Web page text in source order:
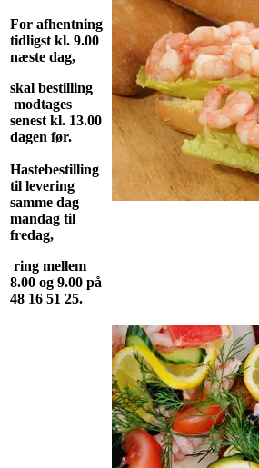
For afhentning
tidligst kl. 9.00
næste dag,
skal bestilling
modtages
senest kl. 13.00
dagen før.
Hastebestilling
til levering
samme dag
mandag til
fredag,
ring mellem
8.00 og 9.00 på
48 16 51 25.